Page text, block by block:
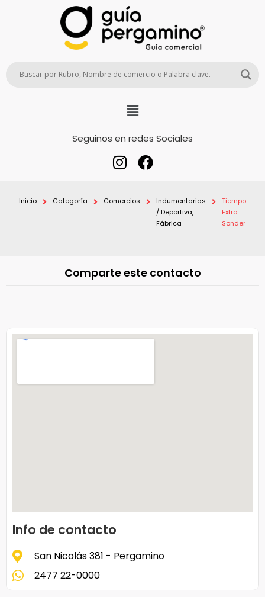
Seguinos en redes Sociales
Inicio Categoría Comercios
Indumentarias
/ Deportiva,
Fábrica
Tiempo
Extra
Sonder
Comparte este contacto
Info de contacto
San Nicolás 381 - Pergamino
2477 22-0000